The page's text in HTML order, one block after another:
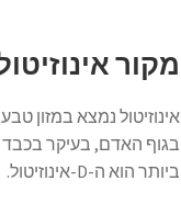
מקור
אינוזיטול נמצא במזון
בגוף האדם, בעיקר בכבד
ביותר הוא ה-D-אינוזיטול.